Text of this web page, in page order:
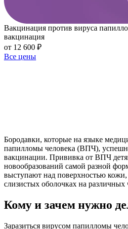
Вакцинация против вируса
вакцинация
от 12 600 ₽
Все цены
Бородавки, которые на языке
папилломы человека (ВПЧ),
вакцинации. Прививка от ВПЧ
новообразований самой разной
выступают над поверхностью кожи,
слизистых оболочках на различных
Кому и зачем нужно
Заразиться вирусом папилломы